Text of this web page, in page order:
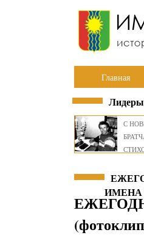
Главная
Лидеры
С
ИМЕНА